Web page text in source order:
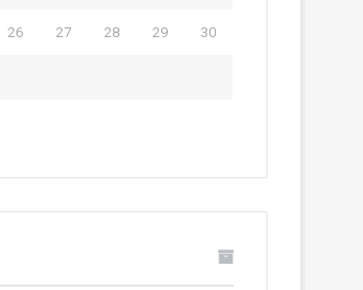
26 27 28 29 30